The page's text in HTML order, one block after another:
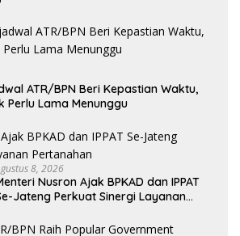
ATR/BPN Beri Kepastian Waktu,
Perlu Lama Menunggu
8, 2026
Nusron Ajak BPKAD dan IPPAT
Jateng Perkuat Sinergi Layanan